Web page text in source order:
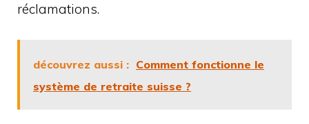
réclamations.
découvrez aussi : Comment fonctionne le
système de retraite suisse ?